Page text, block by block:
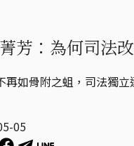
芳：為何司法
再如骨附之蛆，司法獨
05